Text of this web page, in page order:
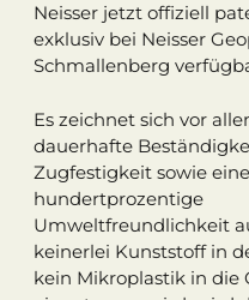
Neisser jetzt offiziell
exklusiv bei Neisser
Schmallenberg
Es zeichnet sich vor
dauerhafte
Zugfestigkeit sowie eine
hundertprozentige
Umweltfreundlichkeit
keinerlei Kunststoff in
kein Mikroplastik in die